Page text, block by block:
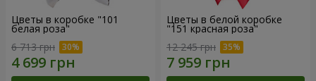
Цветы в коробке "101
белая роза"
6 713 грн
Цветы в белой коробке
"151 красная роза"
12 245 грн